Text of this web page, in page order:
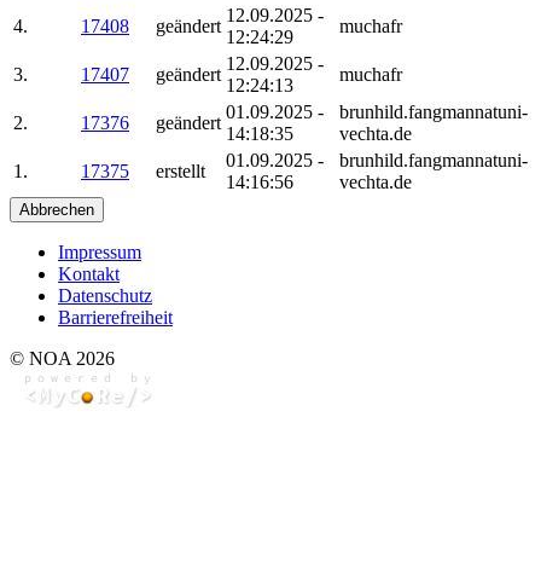
4. 17408 geändert
12.09.2025 -
12:24:29
muchafr
3. 17407 geändert
12.09.2025 -
12:24:13
muchafr
2. 17376 geändert
01.09.2025 -
14:18:35
brunhild.fangmannatuni-
vechta.de
1.
17375 erstellt
01.09.2025 -
14:16:56
brunhild.fangmannatuni-
vechta.de
Abbrechen
Impressum
Kontakt
Datenschutz
Barrierefreiheit
© NOA 2026